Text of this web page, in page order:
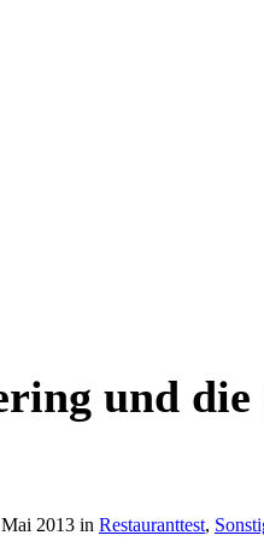
und
2013 in Restauranttest,